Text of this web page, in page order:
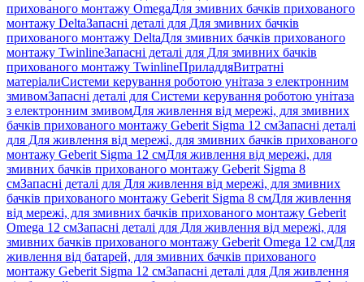
прихованого монтажу OmegaДля змивних бачків прихованого
монтажу DeltaЗапасні деталі для Для змивних бачків
прихованого монтажу DeltaДля змивних бачків прихованого
монтажу TwinlineЗапасні деталі для Для змивних бачків
прихованого монтажу TwinlineПриладдяВитратні
матеріалиСистеми керування роботою унітаза з електронним
змивомЗапасні деталі для Системи керування роботою унітаза
з електронним змивомДля живлення від мережі, для змивних
бачків прихованого монтажу Geberit Sigma 12 смЗапасні деталі
для Для живлення від мережі, для змивних бачків прихованого
монтажу Geberit Sigma 12 смДля живлення від мережі, для
змивних бачків прихованого монтажу Geberit Sigma 8
смЗапасні деталі для Для живлення від мережі, для змивних
бачків прихованого монтажу Geberit Sigma 8 смДля живлення
від мережі, для змивних бачків прихованого монтажу Geberit
Omega 12 смЗапасні деталі для Для живлення від мережі, для
змивних бачків прихованого монтажу Geberit Omega 12 смДля
живлення від батарей, для змивних бачків прихованого
монтажу Geberit Sigma 12 смЗапасні деталі для Для живлення